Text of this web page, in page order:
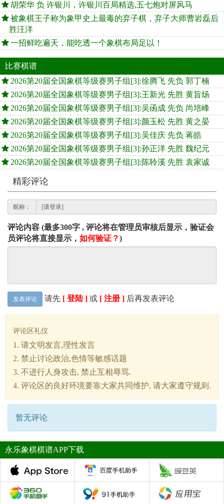
胡荣华 负 许银川，许银川百局精选,五七炮对屏风马
被象棋王子称为象甲史上最毒的弃子棋，弃子大师曹岩磊后
胜汪洋
一招鲜吃遍天，能吃透一个象棋布局足以！
比赛棋谱
2026第20届全国象棋等级赛男子组[3]:徐腾飞 先负 郭丁楠
2026第20届全国象棋等级赛男子组[3]:王新光 先胜 黄旨炀
2026第20届全国象棋等级赛男子组[3]:吴函成 先负 尚培峰
2026第20届全国象棋等级赛男子组[3]:颜玉松 先胜 黄之晏
2026第20届全国象棋等级赛男子组[3]:吴佳庆 先负 蒋皓
2026第20届全国象棋等级赛男子组[3]:孙正洋 先胜 魏纪元
2026第20届全国象棋等级赛男子组[3]:陈聆溪 先胜 袁家诚
精彩评论
昵称：
评论内容 (最多300字 , 评论将在管理员审核后显示，验证会
员评论将直接显示， 如何验证？)
发表评论 请先 [ 登陆 ] 或 [ 注册 ] 后再发表评论
评论区礼仪
1. 请文明发言,理性发言
2. 禁止讨论政治,色情等敏感话题
3. 不进行人身攻击, 禁止互相辱骂.
4. 评论区的良好环境要靠大家共同维护, 请大家遵守规则.
暂无评论
永乐象棋棋谱APP下载